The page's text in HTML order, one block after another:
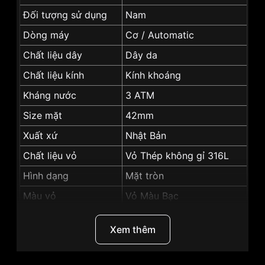
Đối tượng sử dụng
Nam
Dòng máy
Cơ / Automatic
Chất liệu dây
Dây da
Chất liệu kính
Kính khoáng
Kháng nước
3 ATM
Size mặt
42mm
Xuất xứ
Nhật Bản
Chất liệu vỏ
Vỏ Thép không gỉ 316L
Hình dạng
Mặt tròn
Màu vỏ
Vỏ Màu Bạc
Mặt đen
11.5mm
Xem thêm